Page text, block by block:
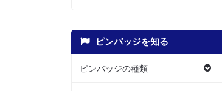
ピンバッジを知る
ピンバッジの種類